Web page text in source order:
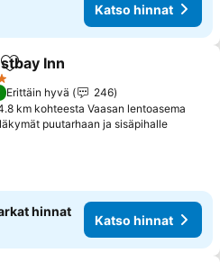
Katso hinnat
Lisää suosikkeihin
Inn
Erittäin hyvä
246
km kohteesta Vaasan lentoasema
puutarhaan ja sisäpihalle
hinnat
Katso hinnat